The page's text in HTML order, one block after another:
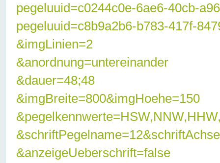
pegeluuid=c0244c0e-6ae6-40cb-
pegeluuid=c8b9a2b6-b783-417f-
&imgLinien=2
&anordnung=untereinander
&dauer=48;48
&imgBreite=800&imgHoehe=150
&anzeigeUeberschrift=false